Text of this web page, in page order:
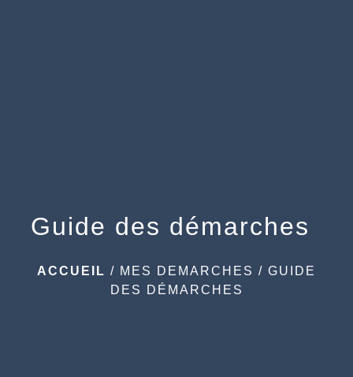
Guide des démarches
ACCUEIL / MES DEMARCHES / GUIDE
DES DÉMARCHES